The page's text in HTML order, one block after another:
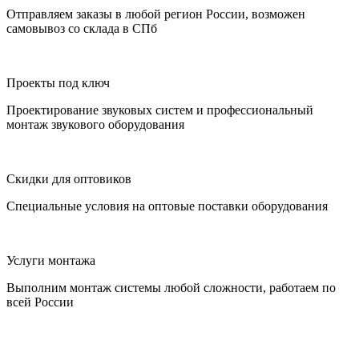
Отправляем заказы в любой регион России, возможен
самовывоз со склада в СПб
Проекты под ключ
Проектирование звуковых систем и профессиональный
монтаж звукового оборудования
Скидки для оптовиков
Специальные условия на оптовые поставки оборудования
Услуги монтажа
Выполним монтаж системы любой сложности, работаем по
всей России